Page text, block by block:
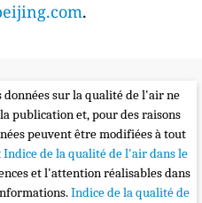
.
données sur la qualité de l'air ne
publication et, pour des raisons
peuvent être modifiées à tout
Indice de la qualité de l'air dans le
et l'attention réalisables dans
Indice de la qualité de